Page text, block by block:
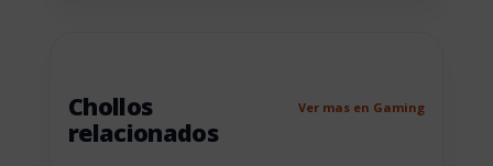
Chollos
relacionados
Ver mas en Gaming